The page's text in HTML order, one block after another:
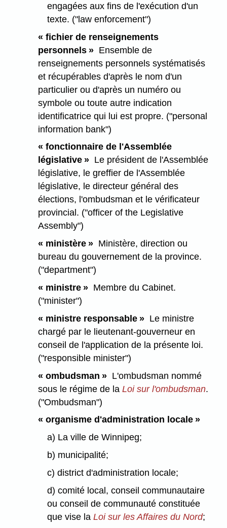
engagées aux fins de l'exécution d'un
texte. ("law enforcement")
« fichier de renseignements
personnels » Ensemble de
renseignements personnels systématisés
et récupérables d'après le nom d'un
particulier ou d'après un numéro ou
symbole ou toute autre indication
identificatrice qui lui est propre. ("personal
information bank")
« fonctionnaire de l'Assemblée
législative » Le président de l'Assemblée
législative, le greffier de l'Assemblée
législative, le directeur général des
élections, l'ombudsman et le vérificateur
provincial. ("officer of the Legislative
Assembly")
« ministère » Ministère, direction ou
bureau du gouvernement de la province.
("department")
« ministre » Membre du Cabinet.
("minister")
« ministre responsable » Le ministre
chargé par le lieutenant-gouverneur en
conseil de l'application de la présente loi.
("responsible minister")
« ombudsman » L'ombudsman nommé
sous le régime de laLoi sur l'ombudsman.
("Ombudsman")
« organisme d'administration locale »
a) La ville de Winnipeg;
b) municipalité;
c) district d'administration locale;
d) comité local, conseil communautaire
ou conseil de communauté constituée
que vise la Loi sur les Affaires du Nord;